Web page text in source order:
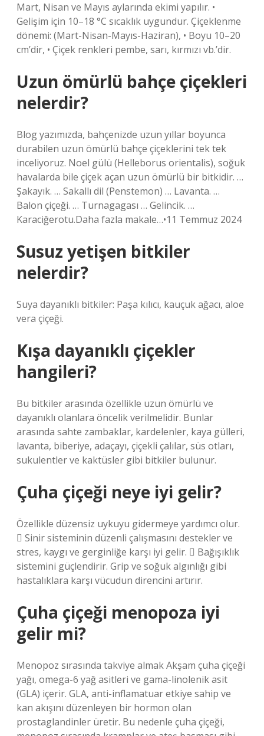
Mart, Nisan ve Mayıs aylarında ekimi yapılır. •
Gelişim için 10–18 °C sıcaklık uygundur. Çiçeklenme
dönemi: (Mart-Nisan-Mayıs-Haziran), • Boyu 10–20
cm’dir, • Çiçek renkleri pembe, sarı, kırmızı vb.’dir.
Uzun ömürlü bahçe çiçekleri
nelerdir?
Blog yazımızda, bahçenizde uzun yıllar boyunca
durabilen uzun ömürlü bahçe çiçeklerini tek tek
inceliyoruz. Noel gülü (Helleborus orientalis), soğuk
havalarda bile çiçek açan uzun ömürlü bir bitkidir. …
Şakayık. … Sakallı dil (Penstemon) … Lavanta. …
Balon çiçeği. … Turnagagası … Gelincik. …
Karaciğerotu.Daha fazla makale…•11 Temmuz 2024
Susuz yetişen bitkiler
nelerdir?
Suya dayanıklı bitkiler: Paşa kılıcı, kauçuk ağacı, aloe
vera çiçeği.
Kışa dayanıklı çiçekler
hangileri?
Bu bitkiler arasında özellikle uzun ömürlü ve
dayanıklı olanlara öncelik verilmelidir. Bunlar
arasında sahte zambaklar, kardelenler, kaya gülleri,
lavanta, biberiye, adaçayı, çiçekli çalılar, süs otları,
sukulentler ve kaktüsler gibi bitkiler bulunur.
Çuha çiçeği neye iyi gelir?
Özellikle düzensiz uykuyu gidermeye yardımcı olur.
 Sinir sisteminin düzenli çalışmasını destekler ve
stres, kaygı ve gerginliğe karşı iyi gelir.  Bağışıklık
sistemini güçlendirir. Grip ve soğuk algınlığı gibi
hastalıklara karşı vücudun direncini artırır.
Çuha çiçeği menopoza iyi
gelir mi?
Menopoz sırasında takviye almak Akşam çuha çiçeği
yağı, omega-6 yağ asitleri ve gama-linolenik asit
(GLA) içerir. GLA, anti-inflamatuar etkiye sahip ve
kan akışını düzenleyen bir hormon olan
prostaglandinler üretir. Bu nedenle çuha çiçeği,